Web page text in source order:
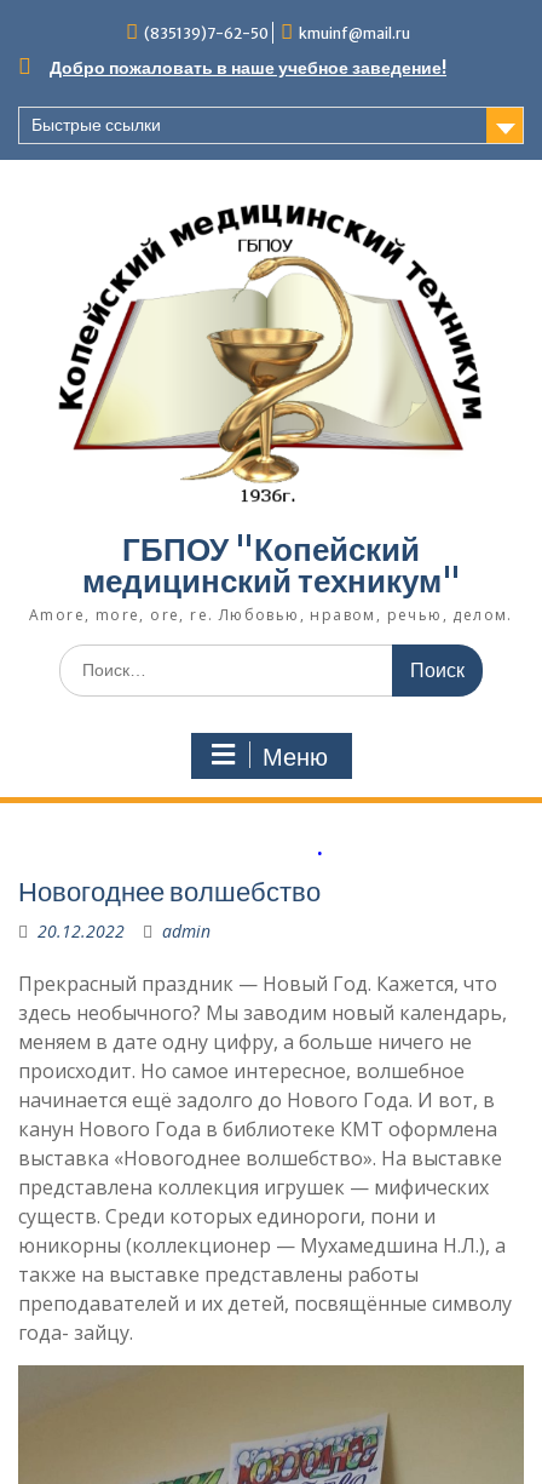
содержимому
(835139)7-62-50 kmuinf@mail.ru
Добро пожаловать в наше учебное заведение!
Быстрые ссылки
ГБПОУ "Копейский
медицинский техникум"
Amore, more, ore, re. Любовью, нравом, речью, делом.
Поиск
по:
Меню
Новогоднее волшебство
20.12.2022 admin
Прекрасный праздник — Новый Год. Кажется, что
здесь необычного? Мы заводим новый календарь,
меняем в дате одну цифру, а больше ничего не
происходит. Но самое интересное, волшебное
начинается ещё задолго до Нового Года. И вот, в
канун Нового Года в библиотеке КМТ оформлена
выставка «Новогоднее волшебство». На выставке
представлена коллекция игрушек — мифических
существ. Среди которых единороги, пони и
юникорны (коллекционер — Мухамедшина Н.Л.), а
также на выставке представлены работы
преподавателей и их детей, посвящённые символу
года- зайцу.